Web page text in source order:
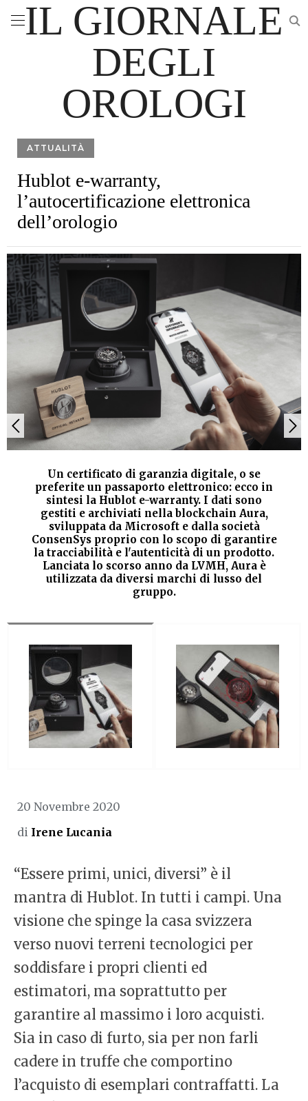
IL GIORNALE
DEGLI
OROLOGI
ATTUALITÀ
Hublot e-warranty,
l’autocertificazione elettronica
dell’orologio
Un certificato di garanzia digitale, o se
preferite un passaporto elettronico: ecco in
sintesi la Hublot e-warranty. I dati sono
gestiti e archiviati nella blockchain Aura,
sviluppata da Microsoft e dalla società
ConsenSys proprio con lo scopo di garantire
la tracciabilità e l'autenticità di un prodotto.
Lanciata lo scorso anno da LVMH, Aura è
utilizzata da diversi marchi di lusso del
gruppo.
20 Novembre 2020
di Irene Lucania
“Essere primi, unici, diversi” è il
mantra di Hublot. In tutti i campi. Una
visione che spinge la casa svizzera
verso nuovi terreni tecnologici per
soddisfare i propri clienti ed
estimatori, ma soprattutto per
garantire al massimo i loro acquisti.
Sia in caso di furto, sia per non farli
cadere in truffe che comportino
l’acquisto di esemplari contraffatti. La